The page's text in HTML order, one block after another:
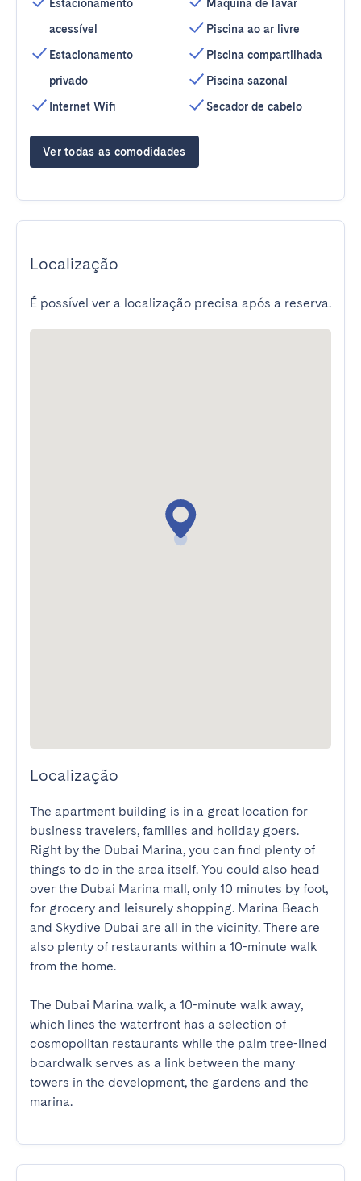
Estacionamento
acessível
Estacionamento
privado
Internet Wifi
Máquina de lavar
Piscina ao ar livre
Piscina compartilhada
Piscina sazonal
Secador de cabelo
Ver todas as comodidades
Localização
É possível ver a localização precisa após a reserva.
Localização
The apartment building is in a great location for
business travelers, families and holiday goers.
Right by the Dubai Marina, you can find plenty of
things to do in the area itself. You could also head
over the Dubai Marina mall, only 10 minutes by foot,
for grocery and leisurely shopping. Marina Beach
and Skydive Dubai are all in the vicinity. There are
also plenty of restaurants within a 10-minute walk
from the home.
The Dubai Marina walk, a 10-minute walk away,
which lines the waterfront has a selection of
cosmopolitan restaurants while the palm tree-lined
boardwalk serves as a link between the many
towers in the development, the gardens and the
marina.